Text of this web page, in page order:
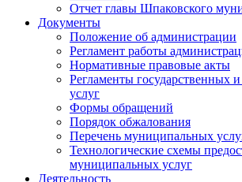
Отчет главы Шпаковского
Документы
Положение об администрации
Регламент работы
Нормативные правовые акты
Регламенты государственных
услуг
Формы обращений
Порядок обжалования
Перечень муниципальных
Технологические схемы
муниципальных услуг
Деятельность